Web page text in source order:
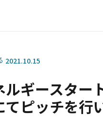
2021.10.15
ルギースタ
ピッチを行